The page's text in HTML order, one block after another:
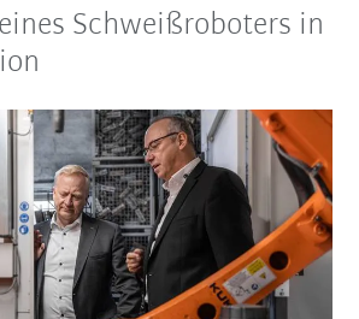
Schweißroboters in